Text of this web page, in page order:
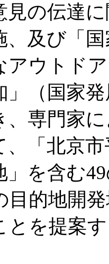
見の伝達
、及び「
アウトド
」（国家
、専門家
、「北京
」を含む
目的地開
とを提案